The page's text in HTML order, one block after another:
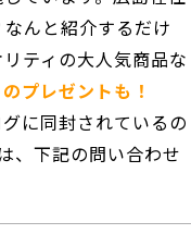
んと紹介するだけ
ティの大人気商品な
プレゼントも！
に同封されているの
、下記の問い合わせ